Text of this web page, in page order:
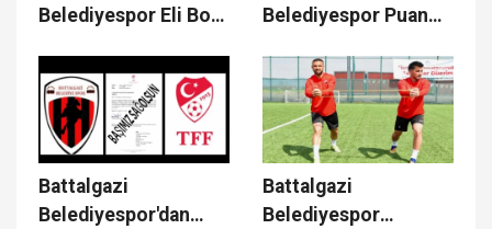
Belediyespor Eli Boş
Belediyespor Puan
Battalgazi
Belediyespor'dan
Battalgazi
Belediyespor